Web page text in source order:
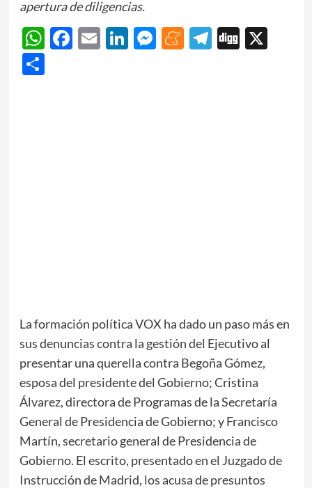
apertura de diligencias.
WhatsApp
Facebook
EmailLinkedIn
Messenger
Meneame
Telegram
Digg
X
Share
La formación política VOX ha dado un paso más en
sus denuncias contra la gestión del Ejecutivo al
presentar una querella contra Begoña Gómez,
esposa del presidente del Gobierno; Cristina
Álvarez, directora de Programas de la Secretaría
General de Presidencia de Gobierno; y Francisco
Martín, secretario general de Presidencia de
Gobierno. El escrito, presentado en el Juzgado de
Instrucción de Madrid, los acusa de presuntos